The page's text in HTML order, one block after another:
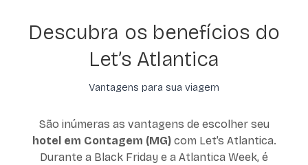
Descubra os benefícios do
Let’s Atlantica
Vantagens para sua viagem
São inúmeras as vantagens de escolher seu
hotel em Contagem (MG)com Let’s Atlantica.
Durante a Black Friday e a Atlantica Week, é